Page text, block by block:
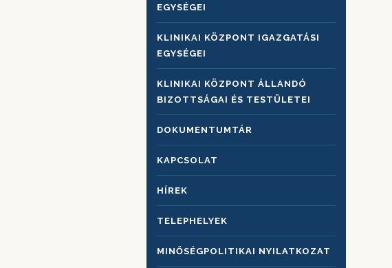
EGYSÉGEI
KLINIKAI KÖZPONT IGAZGATÁSI
EGYSÉGEI
KLINIKAI KÖZPONT ÁLLANDÓ
BIZOTTSÁGAI ÉS TESTÜLETEI
DOKUMENTUMTÁR
KAPCSOLAT
HÍREK
TELEPHELYEK
MINŐSÉGPOLITIKAI NYILATKOZAT